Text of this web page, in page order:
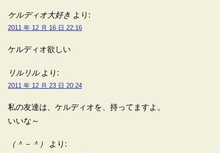
ケルディオ大好き より:
2011 年 12 月 16 日 22:16
ケルディオ欲しい
リルリル より:
2011 年 12 月 23 日 20:24
私の友達は、ケルディオを、持ってますよ。
いいな～
（＾－＾） より: